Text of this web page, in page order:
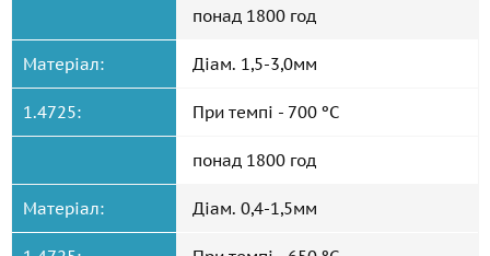
понад 1800 год
Матеріал: Діам. 1,5-3,0мм
1.4725: При темпі - 700 ºС
понад 1800 год
Матеріал: Діам. 0,4-1,5мм